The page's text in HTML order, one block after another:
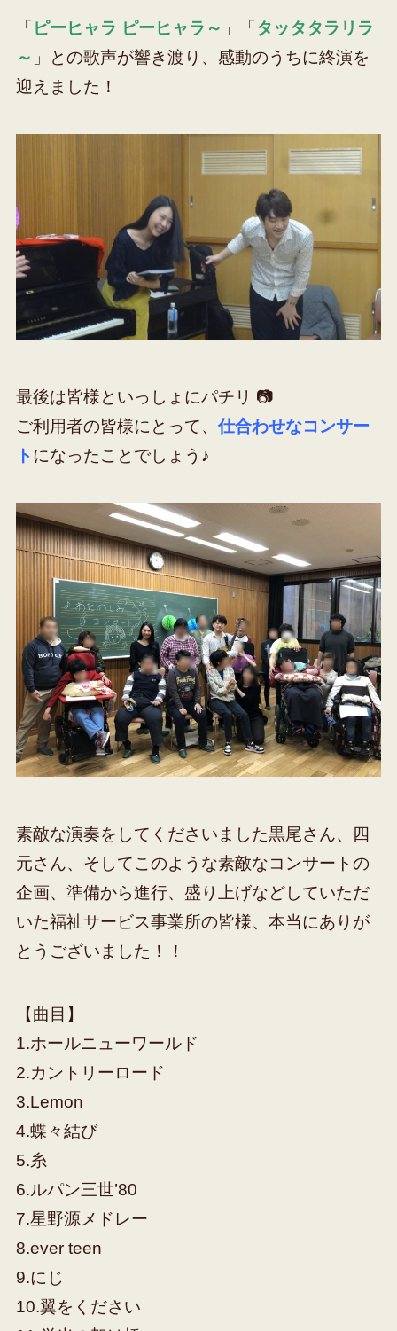
「 ピーヒャラ ピーヒャラ～ 」「タッタタラリラ
～ 」との歌声が響き渡り、感動のうちに終演を
迎えました！
最後は皆様といっしょにパチリ 📷
ご利用者の皆様にとって、 仕合わせなコンサー
トになったことでしょう♪
素敵な演奏をしてくださいました黒尾さん、四
元さん、そしてこのような素敵なコンサートの
企画、準備から進行、盛り上げなどしていただ
いた福祉サービス事業所の皆様、本当にありが
とうございました！！
【曲目】
1.ホールニューワールド
2.カントリーロード
3.Lemon
4.蝶々結び
5.糸
6.ルパン三世’80
7.星野源メドレー
8.ever teen
9.にじ
10.翼をください